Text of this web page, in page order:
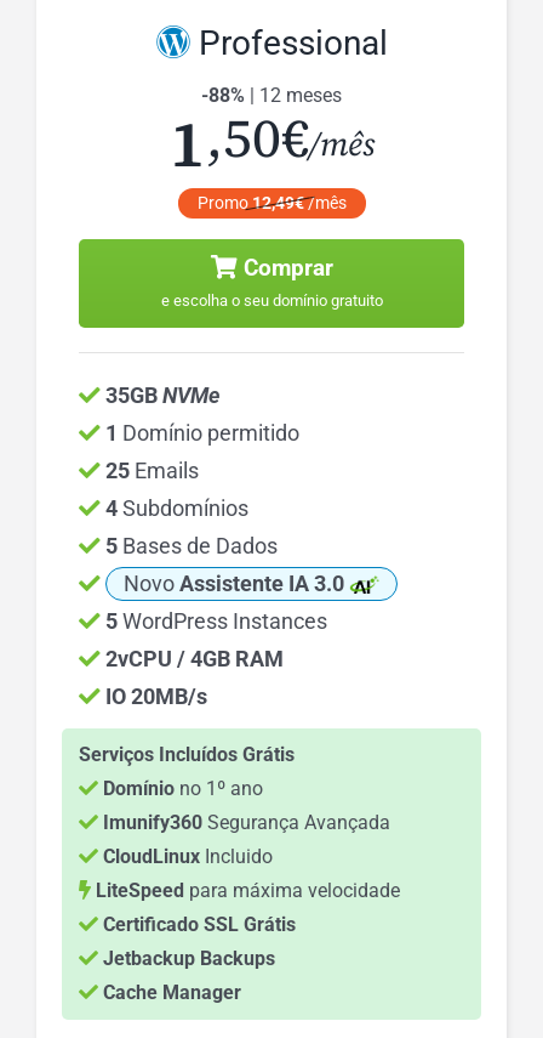
Professional
-88% | 12 meses
1,50€/mês
Promo12,49€/mês
Comprar
e escolha o seu domínio gratuito
35GB NVMe
1 Domínio permitido
25Emails
4Subdomínios
5Bases de Dados
Novo Assistente IA 3.0
5WordPress Instances
2vCPU / 4GB RAM
IO 20MB/s
Serviços Incluídos Grátis
Domínio no 1º ano
Imunify360 Segurança Avançada
CloudLinux Incluido
LiteSpeed para máxima velocidade
Certificado SSL Grátis
Jetbackup Backups
Cache Manager